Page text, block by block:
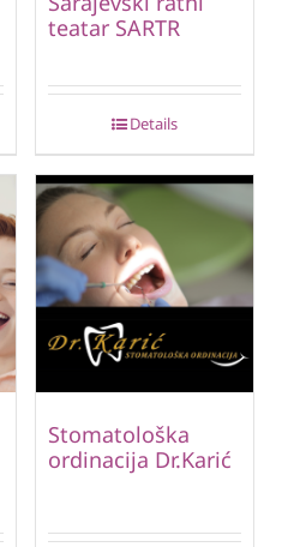
teatar SARTR
Details
Stomatološka
ordinacija Dr.Karić